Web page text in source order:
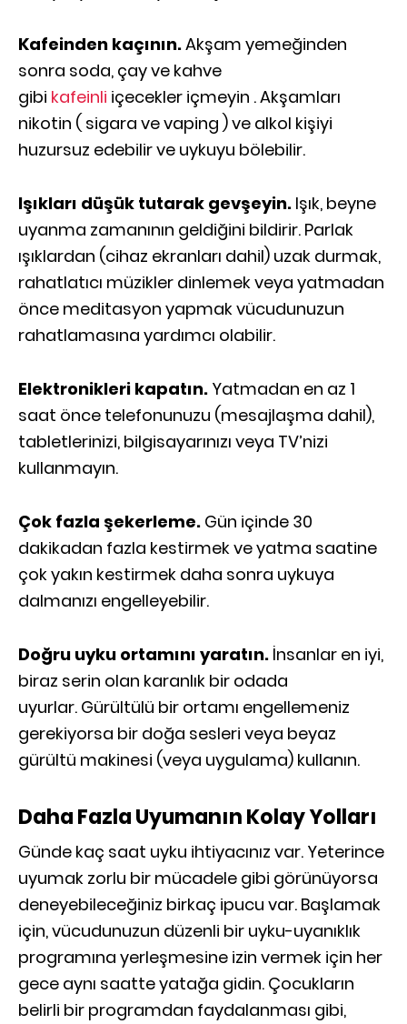
Kafeinden kaçının.Akşam yemeğinden
sonra soda, çay ve kahve
gibi kafeinli içecekler içmeyin . Akşamları
nikotin ( sigara ve vaping ) ve alkol kişiyi
huzursuz edebilir ve uykuyu bölebilir.
Işıkları düşük tutarak gevşeyin. Işık, beyne
uyanma zamanının geldiğini bildirir. Parlak
ışıklardan (cihaz ekranları dahil) uzak durmak,
rahatlatıcı müzikler dinlemek veya yatmadan
önce meditasyon yapmak vücudunuzun
rahatlamasına yardımcı olabilir.
Elektronikleri kapatın. Yatmadan en az 1
saat önce telefonunuzu (mesajlaşma dahil),
tabletlerinizi, bilgisayarınızı veya TV’nizi
kullanmayın.
Çok fazla şekerleme. Gün içinde 30
dakikadan fazla kestirmek ve yatma saatine
çok yakın kestirmek daha sonra uykuya
dalmanızı engelleyebilir.
Doğru uyku ortamını yaratın. İnsanlar en iyi,
biraz serin olan karanlık bir odada
uyurlar. Gürültülü bir ortamı engellemeniz
gerekiyorsa bir doğa sesleri veya beyaz
gürültü makinesi (veya uygulama) kullanın.
Daha Fazla Uyumanın Kolay Yolları
Günde kaç saat uyku ihtiyacınız var. Yeterince
uyumak zorlu bir mücadele gibi görünüyorsa
deneyebileceğiniz birkaç ipucu var. Başlamak
için, vücudunuzun düzenli bir uyku-uyanıklık
programına yerleşmesine izin vermek için her
gece aynı saatte yatağa gidin. Çocukların
belirli bir programdan faydalanması gibi,